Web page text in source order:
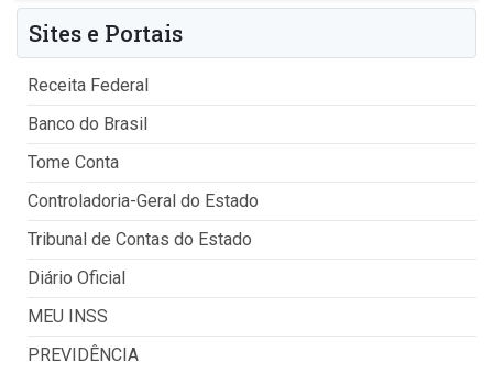
Sites e Portais
Receita Federal
Banco do Brasil
Tome Conta
Controladoria-Geral do Estado
Tribunal de Contas do Estado
Diário Oficial
MEU INSS
PREVIDÊNCIA